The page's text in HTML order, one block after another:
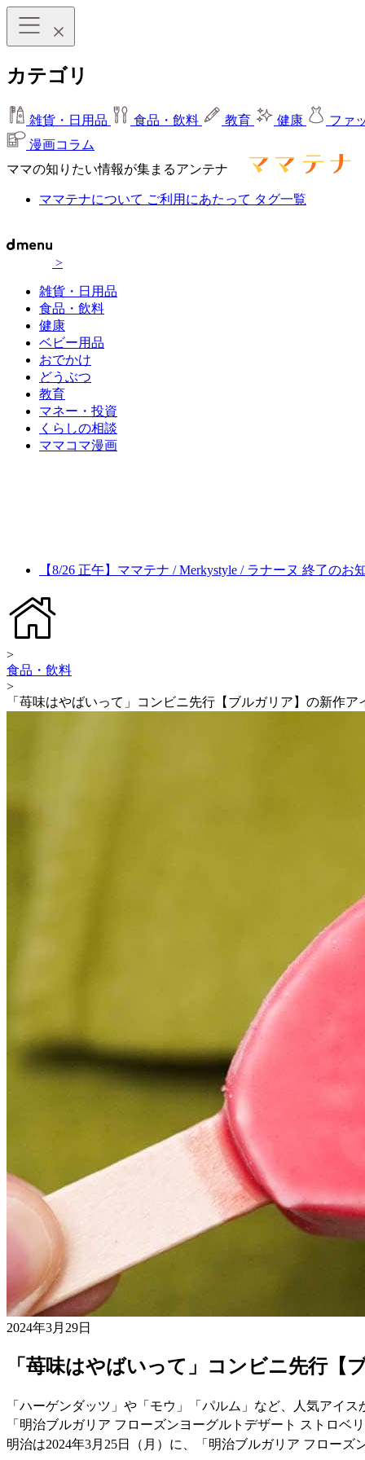
カテゴリ
雑貨・日用品 食品・飲料 教育 健康
ファ
漫画コラム
ママの知りたい情報が集まるアンテナ
ママテナについて ご利用にあたって タグ一覧
>
雑貨・日用品
食品・飲料
健康
ベビー用品
おでかけ
どうぶつ
教育
マネー・投資
くらしの相談
ママコマ漫画
【8/26 正午】ママテナ / Merkystyle / ラナーヌ 終了のお
>
食品・飲料
>
「苺味はやばいって」コンビニ先行【ブルガリア】の新作ア
2024年3月29日
「苺味はやばいって」コンビニ先行
「ハーゲンダッツ」や「モウ」「パルム」など、人気アイ
「明治ブルガリア フローズンヨーグルトデザート ストロベ
明治は2024年3月25日（月）に、「明治ブルガリア フロー